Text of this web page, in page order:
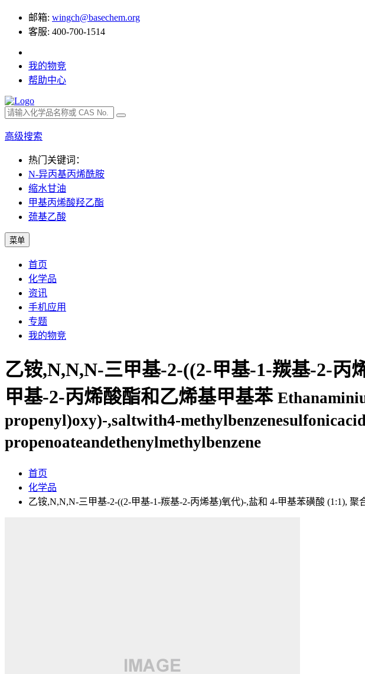
邮箱: wingch@basechem.org
客服: 400-700-1514
我的物竞
帮助中心
高级搜索
热门关键词：
N-异丙基丙烯酰胺
缩水甘油
甲基丙烯酸羟乙酯
巯基乙酸
菜单
首页
化学品
资讯
手机应用
专题
我的物竞
乙铵,N,N,N-三甲基-2-((2-甲基-1-羰基-2-丙
甲基-2-丙烯酸酯和乙烯基甲基苯
propenyl)oxy)-,saltwith4-
propenoateandethenylmethylbenzene
首页
化学品
乙铵,N,N,N-三甲基-2-((2-甲基-1-羰基-2-丙烯基)氧代)-,盐和 4-甲基苯磺酸 (1:1),